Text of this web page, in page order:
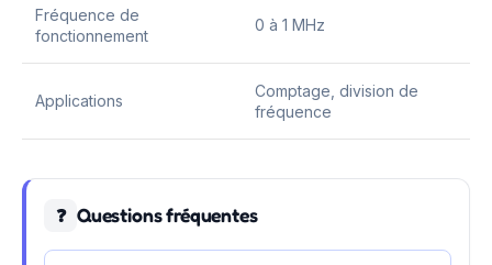
Fréquence de
fonctionnement
0 à 1 MHz
Applications
Comptage, division de
fréquence
❓ Questions fréquentes